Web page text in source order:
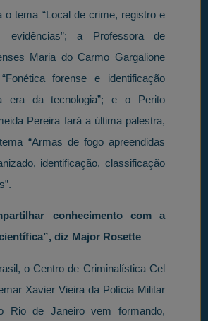
o tema “Local de crime, registro e
evidências”; a Professora de
Maria do Carmo Gargalione
forense e identificação
era da tecnologia”; e o Perito
Pereira fará a última palestra,
“Armas de fogo apreendidas
identificação, classificação
conhecimento com a
diz Major Rosette
o Centro de Criminalística Cel
Xavier Vieira da Polícia Militar
Rio de Janeiro vem formando,